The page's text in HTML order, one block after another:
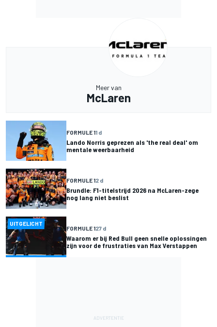
Meer van
McLaren
FORMULE 11 d
Lando Norris geprezen als 'the real deal' om
mentale weerbaarheid
FORMULE 12 d
Brundle: F1-titelstrijd 2026 na McLaren-zege
nog lang niet beslist
UITGELICHT
FORMULE 127 d
Waarom er bij Red Bull geen snelle oplossingen
zijn voor de frustraties van Max Verstappen